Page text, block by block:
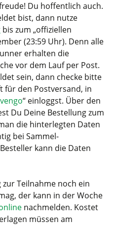
Du hoffentlich auch.
bist, dann nutze
bis zum „offiziellen
(23:59 Uhr). Denn alle
erhalten die
vor dem Lauf per Post.
sein, dann checke bitte
für den Postversand, in
“ einloggst. Über den
Du Deine Bestellung zum
die hinterlegten Daten
bei Sammel-
kann die Daten
Teilnahme noch ein
der kann in der Woche
nachmelden. Kostet
müssen am